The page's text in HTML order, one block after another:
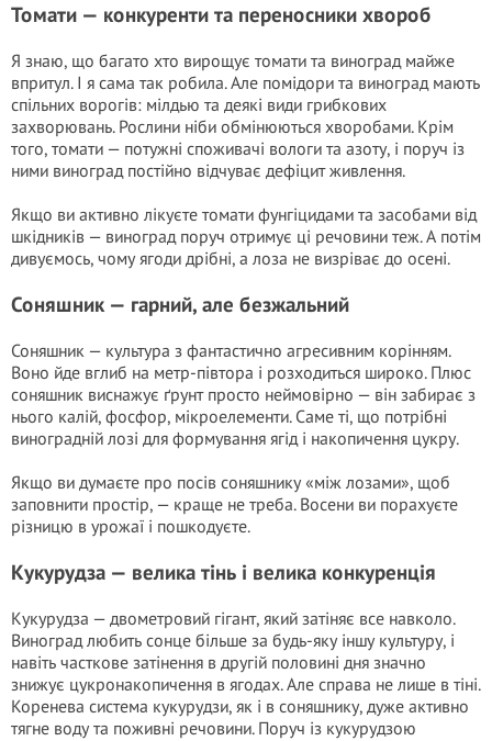
Томати — конкуренти та переносники хвороб
Я знаю, що багато хто вирощує томати та виноград майже
впритул. І я сама так робила. Але помідори та виноград мають
спільних ворогів: мілдью та деякі види грибкових
захворювань. Рослини ніби обмінюються хворобами. Крім
того, томати — потужні споживачі вологи та азоту, і поруч із
ними виноград постійно відчуває дефіцит живлення.
Якщо ви активно лікуєте томати фунгіцидами та засобами від
шкідників — виноград поруч отримує ці речовини теж. А потім
дивуємось, чому ягоди дрібні, а лоза не визріває до осені.
Соняшник — гарний, але безжальний
Соняшник — культура з фантастично агресивним корінням.
Воно йде вглиб на метр-півтора і розходиться широко. Плюс
соняшник виснажує ґрунт просто неймовірно — він забирає з
нього калій, фосфор, мікроелементи. Саме ті, що потрібні
виноградній лозі для формування ягід і накопичення цукру.
Якщо ви думаєте про посів соняшнику «між лозами», щоб
заповнити простір, — краще не треба. Восени ви порахуєте
різницю в урожаї і пошкодуєте.
Кукурудза — велика тінь і велика конкуренція
Кукурудза — двометровий гігант, який затіняє все навколо.
Виноград любить сонце більше за будь-яку іншу культуру, і
навіть часткове затінення в другій половині дня значно
знижує цукронакопичення в ягодах. Але справа не лише в тіні.
Коренева система кукурудзи, як і в соняшнику, дуже активно
тягне воду та поживні речовини. Поруч із кукурудзою